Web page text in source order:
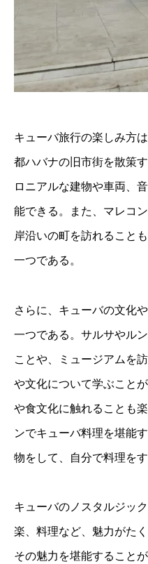
キューバ旅行の楽しみ方
都ハバナの旧市街を散策
ロニアルな建物や車両、
能できる。また、マレコ
岸沿いの町を訪れること
一つである。
さらに、キューバの文化
一つである。サルサやル
ことや、ミュージアムを
や文化について学ぶこと
や食文化に触れることも
ンでキューバ料理を堪能
物をして、自分で料理を
キューバのノスタルジッ
楽、料理など、魅力がた
その魅力を堪能すること